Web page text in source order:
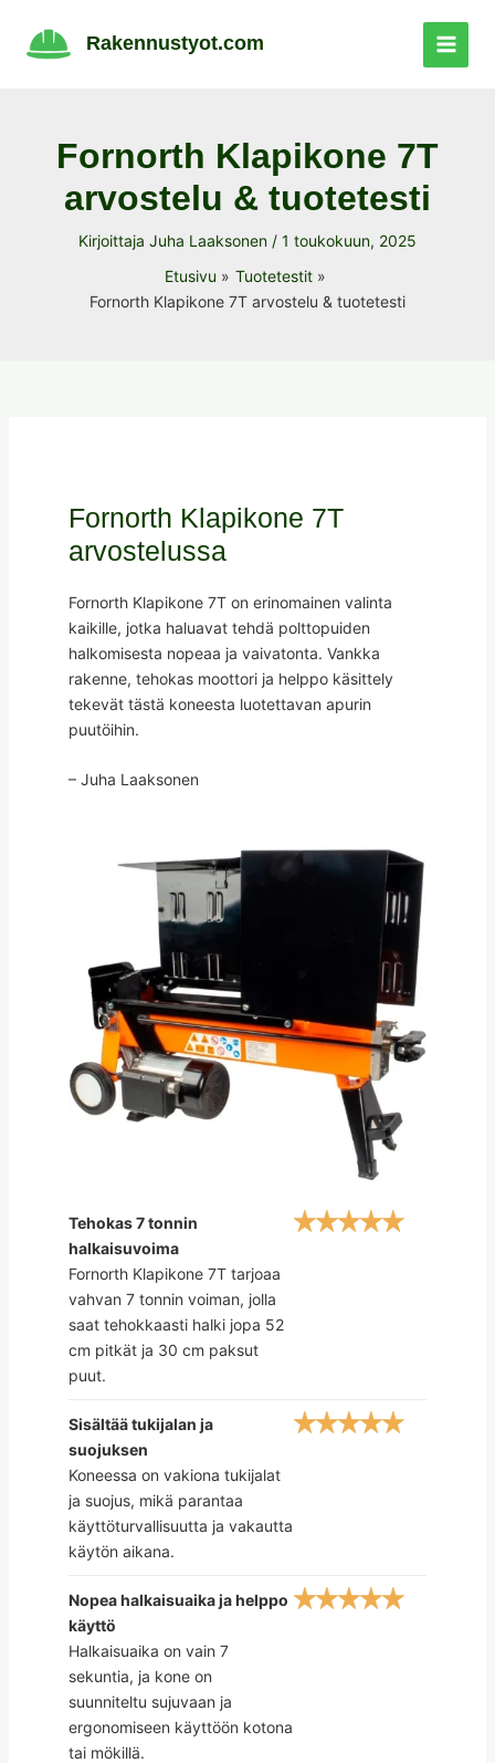
sisältöön
Rakennustyot.com
Fornorth Klapikone 7T
arvostelu & tuotetesti
Kirjoittaja Juha Laaksonen / 1 toukokuun, 2025
Etusivu
Tuotetestit
Fornorth Klapikone 7T arvostelu & tuotetesti
Fornorth Klapikone 7T
arvostelussa
Fornorth Klapikone 7T on erinomainen valinta
kaikille, jotka haluavat tehdä polttopuiden
halkomisesta nopeaa ja vaivatonta. Vankka
rakenne, tehokas moottori ja helppo käsittely
tekevät tästä koneesta luotettavan apurin
puutöihin.
– Juha Laaksonen
Tehokas 7 tonnin
halkaisuvoima
Fornorth Klapikone 7T tarjoaa
vahvan 7 tonnin voiman, jolla
saat tehokkaasti halki jopa 52
cm pitkät ja 30 cm paksut
puut.
Sisältää tukijalan ja
suojuksen
Koneessa on vakiona tukijalat
ja suojus, mikä parantaa
käyttöturvallisuutta ja vakautta
käytön aikana.
Nopea halkaisuaika ja helppo
käyttö
Halkaisuaika on vain 7
sekuntia, ja kone on
suunniteltu sujuvaan ja
ergonomiseen käyttöön kotona
tai mökillä.